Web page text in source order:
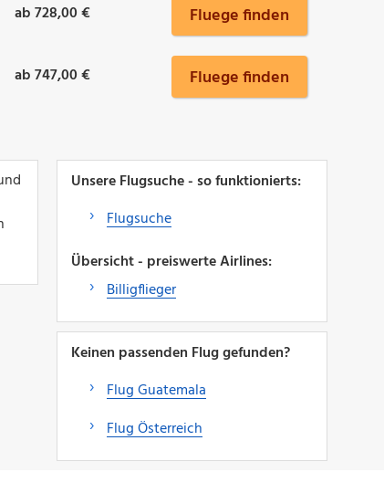
ab 728,00 € Fluege finden
ab 747,00 € Fluege finden
Unsere Flugsuche - so funktionierts:
Flugsuche
Übersicht - preiswerte Airlines:
Billigflieger
Keinen passenden Flug gefunden?
Flug Guatemala
Flug Österreich